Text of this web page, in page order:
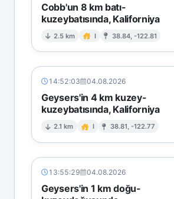
Cobb'un 8 km batı-
kuzeybatısında, Kaliforniya
2.5 km I 38.84, -122.81
14:52:03 04.08.2026
Geysers'in 4 km kuzey-
kuzeybatısında, Kaliforniya
2.1 km I 38.81, -122.77
13:55:29 04.08.2026
Geysers'in 1 km doğu-